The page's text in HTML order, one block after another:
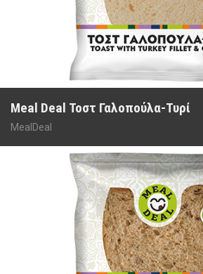
Meal Deal Τοστ Γαλοπούλα-Τυρί
MealDeal